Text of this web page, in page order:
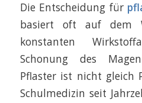
Die Entscheidung für
basiert oft auf dem
konstanten
Schonung des
Pflaster ist nicht gleich
Schulmedizin seit